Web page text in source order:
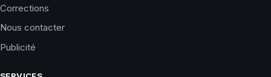
Corrections
Nous contacter
Publicité